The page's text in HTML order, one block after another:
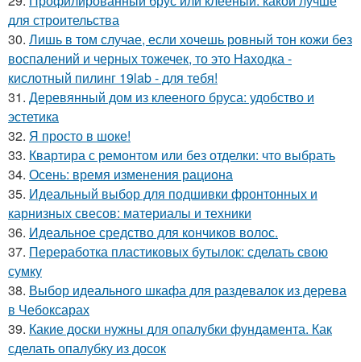
для строительства
30. Лишь в том случае, если хочешь ровный тон кожи без
воспалений и черных тожечек, то это Находка -
кислотный пилинг 19lab - для тебя!
31. Деревянный дом из клееного бруса: удобство и
эстетика
32. Я просто в шоке!
33. Квартира с ремонтом или без отделки: что выбрать
34. Осень: время изменения рациона
35. Идеальный выбор для подшивки фронтонных и
карнизных свесов: материалы и техники
36. Идеальное средство для кончиков волос.
37. Переработка пластиковых бутылок: сделать свою
сумку
38. Выбор идеального шкафа для раздевалок из дерева
в Чебоксарах
39. Какие доски нужны для опалубки фундамента. Как
сделать опалубку из досок